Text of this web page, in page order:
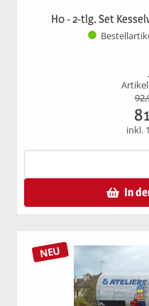
H0 - 2-tlg. Set
inkl.
In
NEU